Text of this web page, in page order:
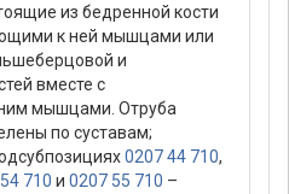
из бедренной кости
к ней мышцами или
и
вместе с
мышцами. Отруба
по суставам;
0207 44 710,
710 и 0207 55 710 –